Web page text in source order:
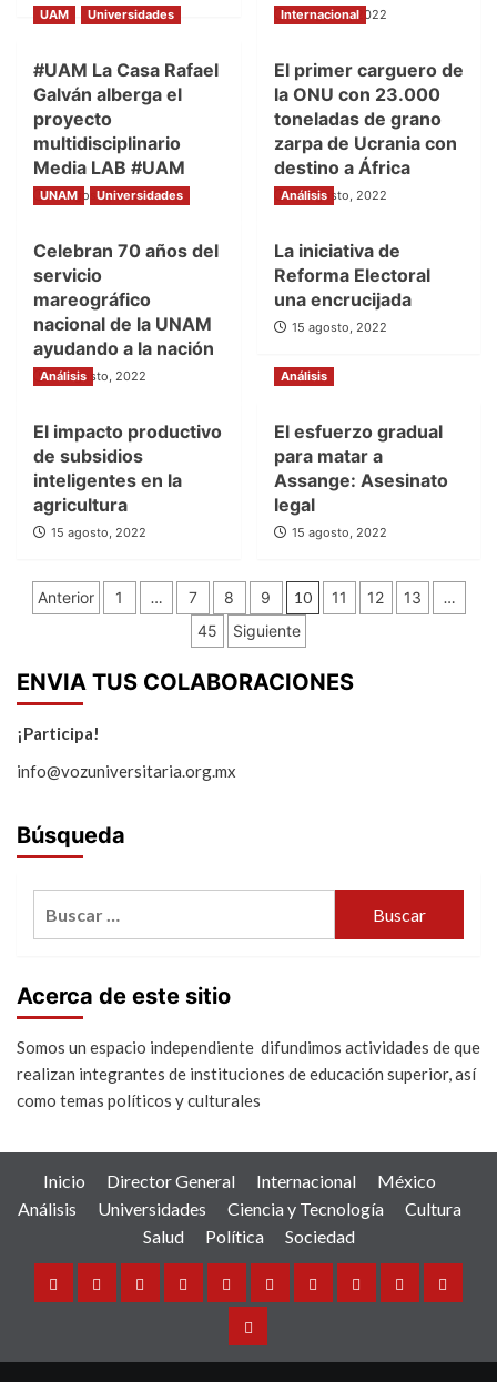
16 agosto, 2022
UAM Universidades
#UAM La Casa Rafael
Galván alberga el
proyecto
multidisciplinario
Media LAB #UAM
16 agosto, 2022
Internacional
El primer carguero de
la ONU con 23.000
toneladas de grano
zarpa de Ucrania con
destino a África
16 agosto, 2022
UNAM Universidades
Celebran 70 años del
servicio
mareográfico
nacional de la UNAM
ayudando a la nación
16 agosto, 2022
Análisis
La iniciativa de
Reforma Electoral
una encrucijada
15 agosto, 2022
Análisis
El impacto productivo
de subsidios
inteligentes en la
agricultura
15 agosto, 2022
Análisis
El esfuerzo gradual
para matar a
Assange: Asesinato
legal
15 agosto, 2022
Paginación
entradas
Anterior 1 … 7 8 9 10 11 12 13
…
45
Siguiente
ENVIA TUS COLABORACIONES
¡Participa!
info@vozuniversitaria.org.mx
Búsqueda
Acerca de este sitio
Somos un espacio independiente difundimos actividades de que
realizan integrantes de instituciones de educación superior, así
como temas políticos y culturales
Inicio Director General Internacional
México
Análisis
Universidades Ciencia y Tecnología
Cultura
Salud
Política Sociedad
Inicio DirectorInternacional
MéxicoAnálisisUniversidades
CienciaCulturaSalud Política
Sociedad